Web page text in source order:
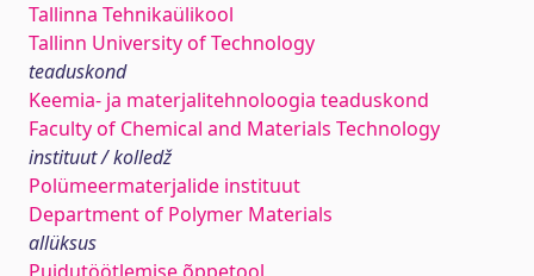
Tallinna Tehnikaülikool
Tallinn University of Technology
teaduskond
Keemia- ja materjalitehnoloogia teaduskond
Faculty of Chemical and Materials Technology
instituut / kolledž
Polümeermaterjalide instituut
Department of Polymer Materials
allüksus